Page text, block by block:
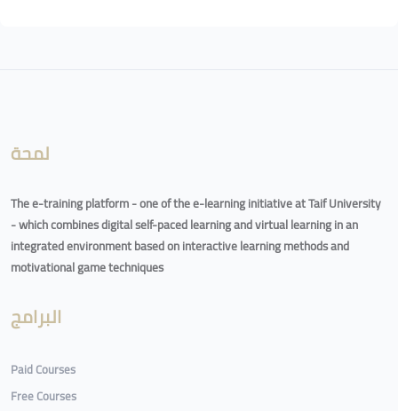
لمحة
The e-training platform - one of the e-learning initiative at Taif University
- which combines digital self-paced learning and virtual learning in an
integrated environment based on interactive learning methods and
motivational game techniques
البرامج
Paid Courses
Free Courses